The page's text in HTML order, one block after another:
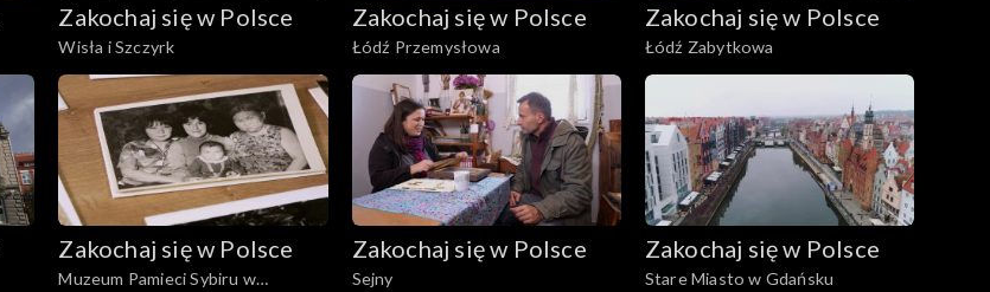
Zakochaj się w Polsce
Wisła i Szczyrk
Zakochaj się w Polsce
Łódź Przemysłowa
Zakochaj się w Polsce
Łódź Zabytkowa
Zakochaj się w Polsce
Muzeum Pamieci Sybiru w
Zakochaj się w Polsce
Sejny
Zakochaj się w Polsce
Stare Miasto w Gdańsku